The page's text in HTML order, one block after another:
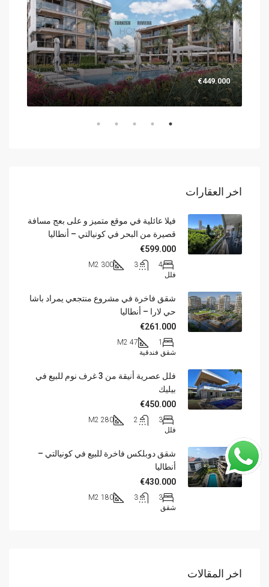
€449.000
اخر العقارات
فيلا عائلية في موقع متميز و على بعج مسافة
قصيرة من البحر في كونيالتي – أنطاليا
€599.000
4
3
300 M2
فلل
شقق فاخرة في مشروع منتجعي يمراد باشا
حي لارا – أنطاليا
€261.000
1
47 M2
شقق فندقية
فلل عصرية أنيقة من 3 غرف نوم للبيع في
بيليك
€450.000
3
2
280 M2
فلل
شقق دوبلكس فاخرة للبيع في كونيالتي –
أنطاليا
€430.000
3
3
180 M2
شقق
اخر المقالات